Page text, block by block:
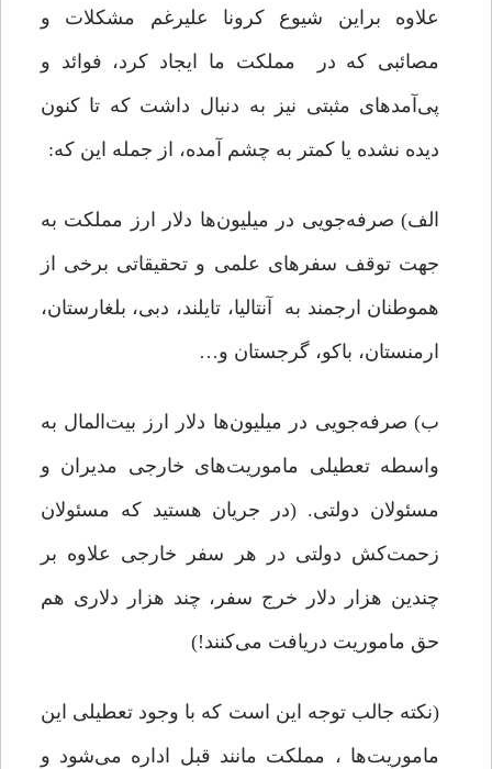
علاوه براین شیوع کرونا علیرغم مشکلات و
مصائبی که در مملکت ما ایجاد کرد، فوائد و
پی‌آمدهای مثبتی نیز به دنبال داشت که تا کنون
دیده نشده یا کمتر به چشم آمده، از جمله این که:
الف) صرفه‌جویی در میلیون‌ها دلار ارز مملکت به
جهت توقف سفرهای علمی و تحقیقاتی برخی از
هموطنان ارجمند به آنتالیا، تایلند، دبی، بلغارستان،
ارمنستان، باکو، گرجستان و…
ب) صرفه‌جویی در میلیون‌ها دلار ارز بیت‌المال به
واسطه تعطیلی ماموریت‌های خارجی مدیران و
مسئولان دولتی. (در جریان هستید که مسئولان
زحمت‌کش دولتی در هر سفر خارجی علاوه بر
چندین هزار دلار خرج سفر، چند هزار دلاری هم
حق ماموریت دریافت می‌کنند!)
(نکته جالب توجه این است که با وجود تعطیلی این
ماموریت‌ها ، مملکت مانند قبل اداره می‌شود و